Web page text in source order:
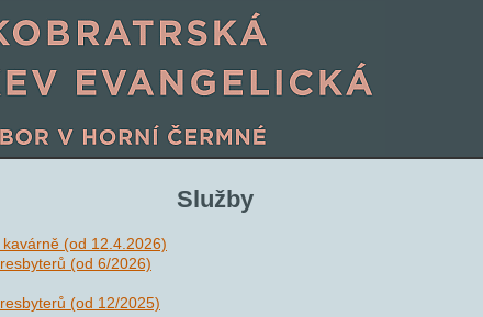
Služby
kavárně (od 12.4.2026)
(od 6/2026)
(od 12/2025)